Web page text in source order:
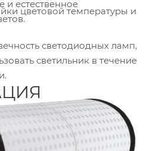
и естественное
цветовой температуры и
светодиодных ламп,
светильник в течение